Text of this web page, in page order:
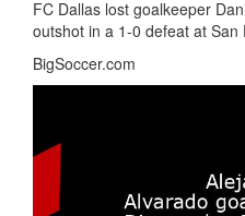
FC Dallas lost goalkeeper
outshot in a 1-0 defeat at
BigSoccer.com